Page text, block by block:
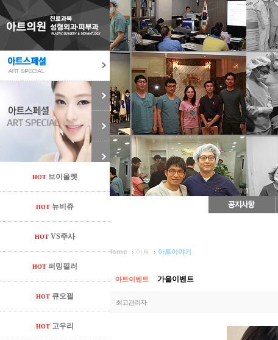
HOT 브이올렛
HOT 뉴비쥬
HOT VS주사
HOT 퍼밍필러
HOT 큐오필
HOT 고우리
Home › 아트 › 아트이야기
아트이벤트 가을이벤트
최고관리자
Sketchbook5, 스케치북5
Sketchbook5, 스케치북5
Sketchbook5, 스케치북5
Sketchbook5, 스케치북5